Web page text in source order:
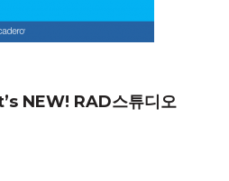
NEW! RAD스튜디오